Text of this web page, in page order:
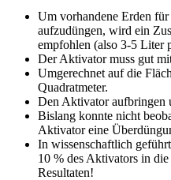
Um vorhandene Erden
aufzudüngen, wird ein
empfohlen (also 3-5 Liter
Der Aktivator muss gut
Umgerechnet auf die
Quadratmeter.
Den Aktivator aufbringen
Bislang konnte nicht
Aktivator eine
In wissenschaftlich
10 % des Aktivators in
Resultaten!